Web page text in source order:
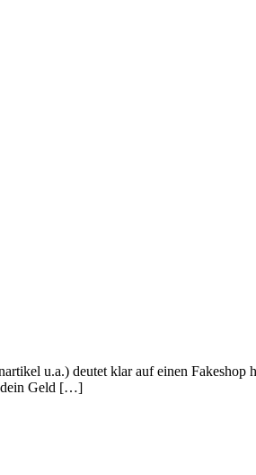
u.a.) deutet klar auf einen
dein Geld […]